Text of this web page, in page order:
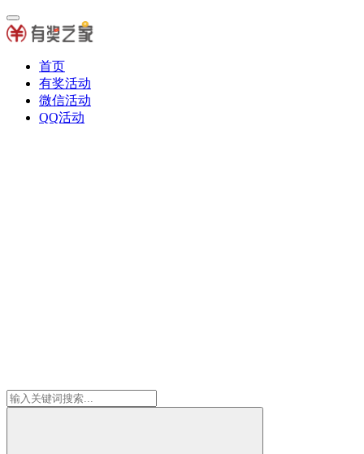
首页
有奖活动
微信活动
QQ活动